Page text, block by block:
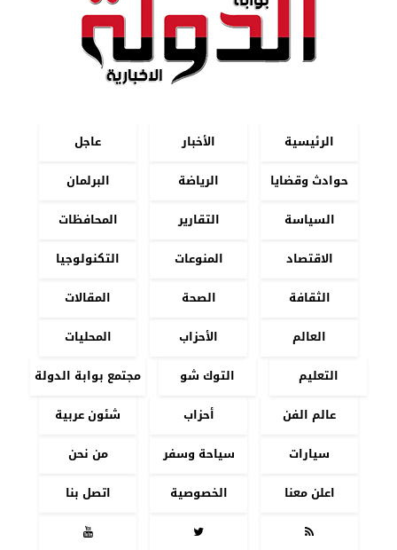
الرئيسية الأخبار
عاجل
حوادث وقضايا
الرياضة
البرلمان
السياسة
التقارير
المحافظات
الاقتصاد
المنوعات
التكنولوجيا
الثقافة
الصحة
المقالات
العالم
الأحزاب
المحليات
التعليم
التوك شو
مجتمع بوابة الدولة
عالم الفن
أحزاب
شئون عربية
سيارات
سياحة وسفر
من نحن
اعلن معنا
الخصوصية
اتصل بنا


